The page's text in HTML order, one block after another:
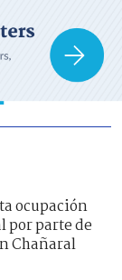
ocupación
por parte de
Chañaral